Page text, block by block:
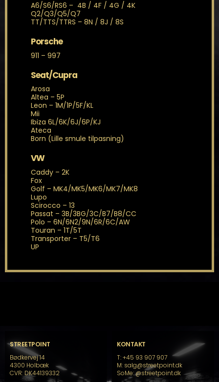
A6/S6/RS6 – 4B / 4F / 4G / 4K
Q2/Q3/Q5/Q7
TT/TTS/TTRS – 8N / 8J / 8S
Porsche
911 – 997
Seat/Cupra
Arosa
Altea – 5P
Leon – 1M/1P/5F/KL
Mii
Ibiza 6L/6K/6J/6P/KJ
Ateca
Born (Lille smule tilpasning)
VW
Caddy – 2K
Fox
Golf – MK4/MK5/MK6/MK7/MK8
Lupo
Scirocco – 13
Passat – 3B/3BG/3C/B7/B8/CC
Polo – 6N/6N2/9N/6R/6C/AW
Touran – 1T/5T
Transporter – T5/T6
UP
STREETPOINT
Bødkervej 14
4300 Holbæk
CVR: DK44139332
KONTAKT
T: +45 93 907 907
M: salg@streetpoint.dk
SoMe:@streetpoint.dk